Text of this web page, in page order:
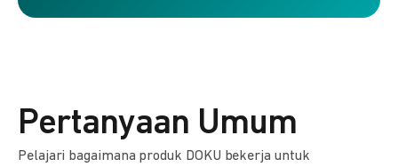
Pertanyaan Umum
Pelajari bagaimana produk DOKU bekerja untuk